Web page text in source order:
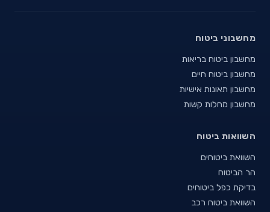
מחשבוני ביטוח
מחשבון ביטוח בריאות
מחשבון ביטוח חיים
מחשבון תאונות אישיות
מחשבון מחלות קשות
השוואות ביטוח
השוואת ביטוחים
הר הביטוח
בדיקת כפל ביטוחים
השוואת ביטוח רכב